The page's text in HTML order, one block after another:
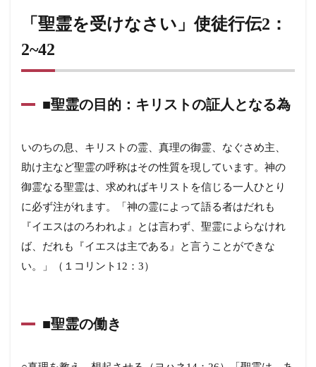
受け
なさ
い」
使徒
行伝
2~42
の目
的：
キリ
スト
の証
なる
為
1.2
「聖霊を受けなさい」使徒行伝2：
2~42
■聖霊の目的：キリストの証人となる為
いのちの息、キリストの霊、真理の御霊、なぐさめ主、
助け主など聖霊の呼称はその性質を現しています。神の
御霊なる聖霊は、求めればキリストを信じる一人ひとり
に必ず注がれます。「神の霊によって語る者はだれも
『イエスはのろわれよ』とは言わず、聖霊によらなけれ
ば、だれも『イエスは主である』と言うことができな
い。」（１コリント12：3）
■聖霊の働き